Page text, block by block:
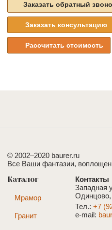
Заказать обратный
Заказать консультацию
Рассчитать стоимость
© 2002–2020 baurer.ru
Все Ваши фантазии,
Контакты
Западная
Одинцово,
Тел.: +7
e-mail:
Каталог
Мрамор
Гранит